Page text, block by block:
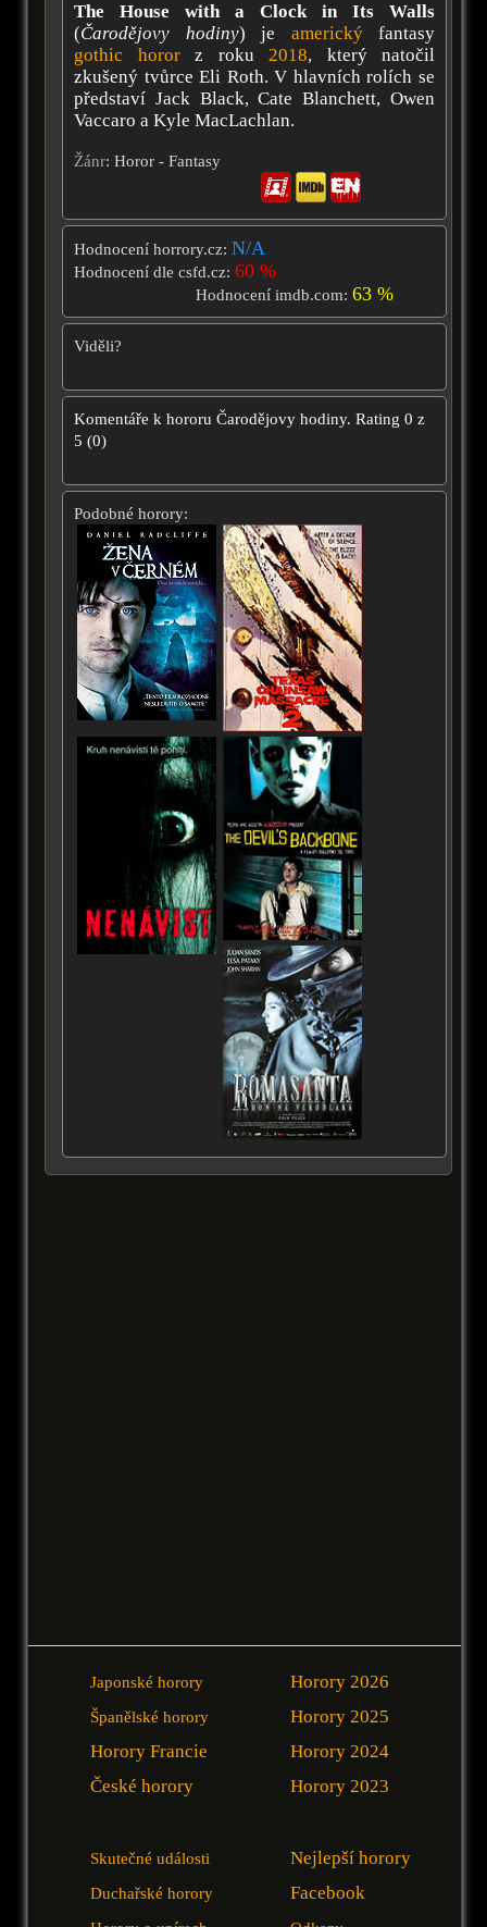
The House with a Clock in Its Walls
(Čarodějovy hodiny) je americkýfantasy
gothic hororz roku2018, který natočil
zkušený tvůrce Eli Roth. V hlavních rolích se
představí Jack Black, Cate Blanchett, Owen
Vaccaro a Kyle MacLachlan.
Žánr: Horor - Fantasy
Hodnocení horrory.cz: N/A
Hodnocení dle csfd.cz: 60 %
Hodnocení imdb.com:63 %
Viděli?
Komentáře k hororu Čarodějovy hodiny. Rating 0 z
5 (0)
Podobné horory:
Japonské horory
Španělské horory
Horory Francie
České horory
Horory 2026
Horory 2025
Horory 2024
Horory 2023
Skutečné události
Duchařské horory
Nejlepší horory
Facebook